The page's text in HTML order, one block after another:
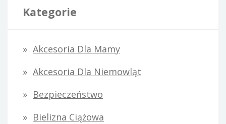
Kategorie
Akcesoria Dla Mamy
Akcesoria Dla Niemowląt
Bezpieczeństwo
Bielizna Ciążowa